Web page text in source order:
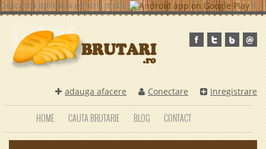
Descarca aplicatia pentru mobil x
adauga afacere Conectare Inregistrare
HOME CAUTA BRUTARIE BLOG CONTACT